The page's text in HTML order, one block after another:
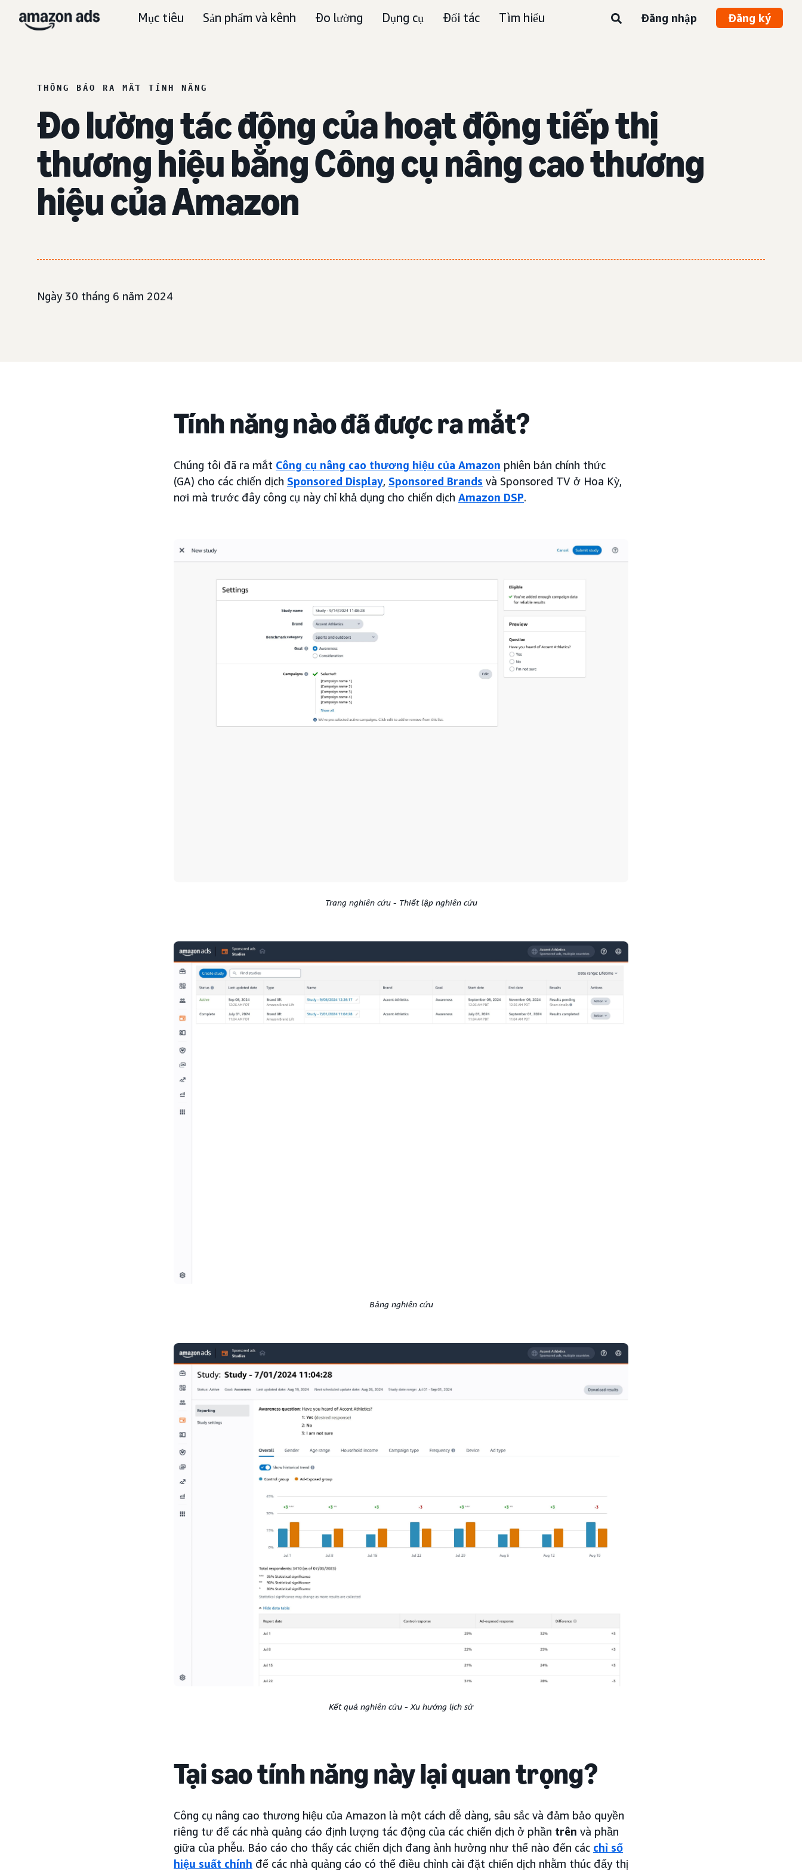
Mục tiêu Sản phẩm và kênh Đo lường Dụng cụ Đối tác Tìm hiểu Đăng nhập Đăng ký
THÔNG BÁO RA MẮT TÍNH NĂNG
Đo lường tác động của hoạt động tiếp thị
thương hiệu bằng Công cụ nâng cao thương
hiệu của Amazon
Ngày 30 tháng 6 năm 2024
Tính năng nào đã được ra mắt?
Chúng tôi đã ra mắt Công cụ nâng cao thương hiệu của Amazon phiên bản chính thức
(GA) cho các chiến dịch Sponsored Display, Sponsored Brands và Sponsored TV ở Hoa Kỳ,
nơi mà trước đây công cụ này chỉ khả dụng cho chiến dịch Amazon DSP.
Trang nghiên cứu - Thiết lập nghiên cứu
Bảng nghiên cứu
Kết quả nghiên cứu - Xu hướng lịch sử
Tại sao tính năng này lại quan trọng?
Công cụ nâng cao thương hiệu của Amazon là một cách dễ dàng, sâu sắc và đảm bảo quyền
riêng tư để các nhà quảng cáo định lượng tác động của các chiến dịch ở phần trên và phần
giữa của phễu. Báo cáo cho thấy các chiến dịch đang ảnh hưởng như thế nào đến các chỉ số
hiệu suất chính để các nhà quảng cáo có thể điều chỉnh cài đặt chiến dịch nhằm thúc đẩy thị